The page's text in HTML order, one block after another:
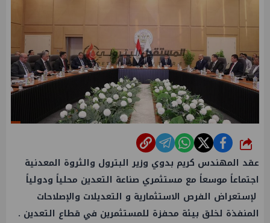
شارك
عقد المهندس كريم بدوي وزير البترول والثروة المعدنية
اجتماعاً موسعاً مع مستثمري صناعة التعدين محلياً ودولياً
لإستعراض الفرص الاستثمارية و التعديلات والإصلاحات
المنفذة لخلق بيئة محفزة للمستثمرين في قطاع التعدين .